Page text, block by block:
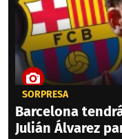
SORPRESA
Barcelona
Julián Álvarez